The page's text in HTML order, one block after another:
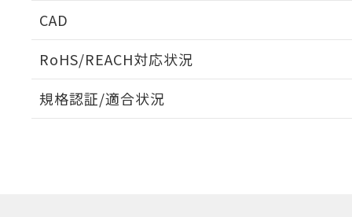
CAD
RoHS/REACH対応状況
EU RoHS 注意事項・凡例
規格認証/適合状況